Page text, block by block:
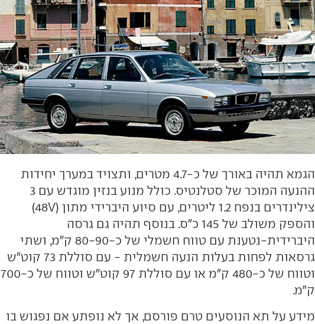
הגמא תהיה באורך של כ-4.7 מטרים, ותצויד במערך יחידות
ההנעה המוכר של סטלנטיס. כולל מנוע בנזין מוגדש עם 3
צילינדרים בנפח 1.2 ליטרים, עם סיוע היברידי מתון (48V)
והספק משולב של 145 כ"ס. בנוסף תהיה גם גרסה
היברידית-נטענת עם טווח חשמלי של כ-80-90 ק"מ, ושתי
גרסאות לפחות בעלות הנעה חשמלית - עם סוללת 73 קוט"ש
וטווח של כ-480 ק"מ או עם סוללת 97 קוט"ש וטווח של כ-700
ק"מ.
מידע על תא הנוסעים טרם פורסם, אך לא נופתע אם נפגוש בו